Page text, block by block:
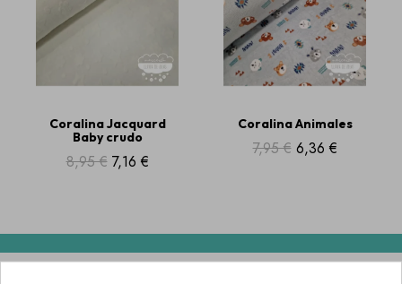
Coralina Jacquard
Baby crudo
8,95 € 7,16 €
Coralina Animales
7,95 € 6,36 €